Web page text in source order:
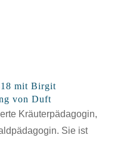
mit Birgit
von Duft
Kräuterpädagogin,
Sie ist